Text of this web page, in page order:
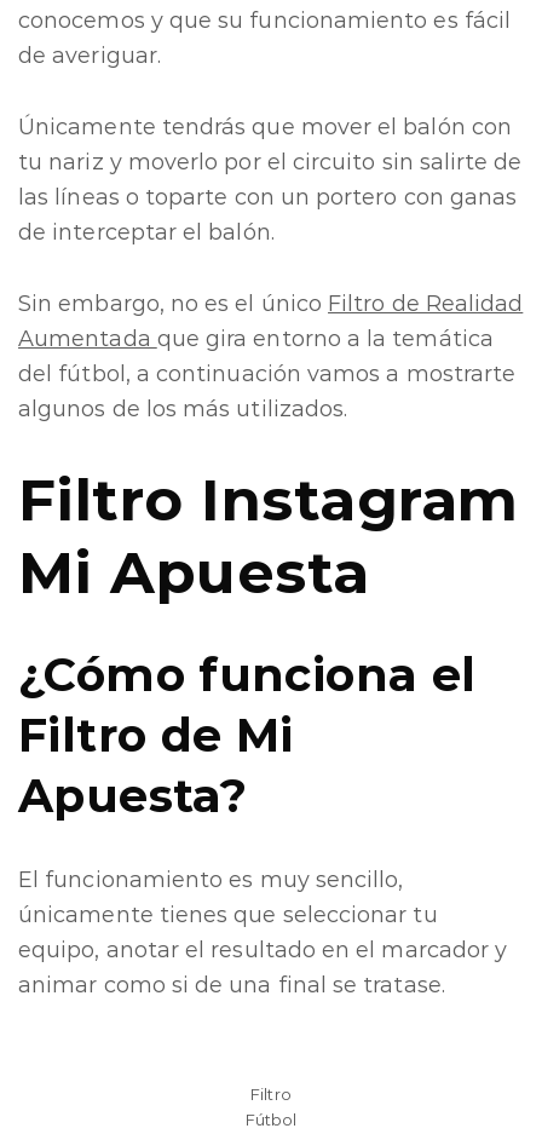
conocemos y que su funcionamiento es fácil
de averiguar.
Únicamente tendrás que mover el balón con
tu nariz y moverlo por el circuito sin salirte de
las líneas o toparte con un portero con ganas
de interceptar el balón.
Sin embargo, no es el único Filtro de Realidad
Aumentada que gira entorno a la temática
del fútbol, a continuación vamos a mostrarte
algunos de los más utilizados.
Filtro Instagram
Mi Apuesta
¿Cómo funciona el
Filtro de Mi
Apuesta?
El funcionamiento es muy sencillo,
únicamente tienes que seleccionar tu
equipo, anotar el resultado en el marcador y
animar como si de una final se tratase.
Filtro
Fútbol